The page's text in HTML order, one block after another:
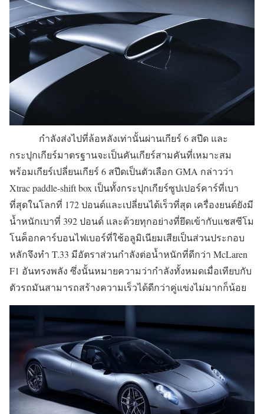
กำลังส่งไปที่ล้อหลังเท่านั้นผ่านเกียร์ 6 สปีด และ
กระปุกเกียร์มาตรฐานจะเป็นคันเกียร์สามคันที่เหมาะสม
พร้อมเกียร์เปลี่ยนเกียร์ 6 สปีดเป็นตัวเลือก GMA กล่าวว่า
Xtrac paddle-shift box เป็นทั้งกระปุกเกียร์ซูปเปอร์คาร์ที่เบา
ที่สุดในโลกที่ 172 ปอนด์และเปลี่ยนได้เร็วที่สุด เครื่องยนต์ยังมี
น้ำหนักเบาที่ 392 ปอนด์ และด้วยทุกอย่างที่ยึดเข้ากับแชสซีโม
โนค็อกคาร์บอนไฟเบอร์ที่ใช้อลูมิเนียมเสียเป็นส่วนประกอบ
หลักจึงทำ T.33 มีอัตราส่วนกำลังต่อน้ำหนักที่ดีกว่า McLaren
F1 อันทรงพลัง ซึ่งนั้นหมายความว่ากำลังทั้งหมดเมื่อเทียบกับ
ตัวรถมันสามารถสร้างความเร็วได้ดีกว่าคู่แข่งไม่มากก็น้อย